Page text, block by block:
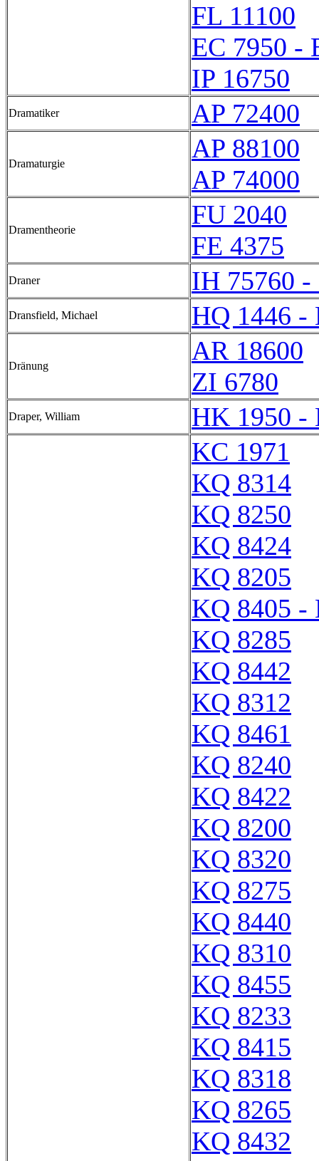
FL 11100
EC 7950 -
IP 16750
Dramatiker AP 72400
Dramaturgie
AP 88100
AP 74000
Dramentheorie
FU 2040
FE 4375
Draner IH 75760
Dransfield, Michael HQ 1446 -
Dränung
AR 18600
ZI 6780
Draper, William
HK 1950 -
KC 1971
KQ 8314
KQ 8250
KQ 8424
KQ 8205
KQ 8405 -
KQ 8285
KQ 8442
KQ 8312
KQ 8461
KQ 8240
KQ 8422
KQ 8200
KQ 8320
KQ 8275
KQ 8440
KQ 8310
KQ 8455
KQ 8233
KQ 8415
KQ 8318
KQ 8265
KQ 8432